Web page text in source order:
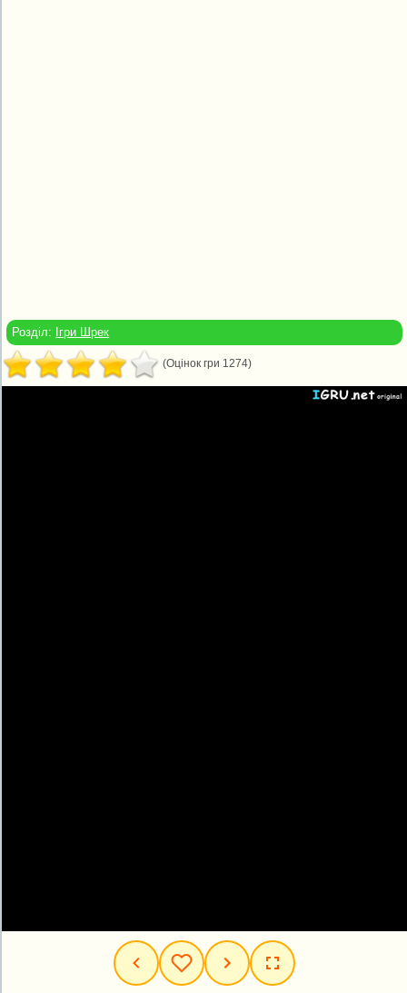
Розділ: Ігри Шрек
(Оцінок гри 1274)